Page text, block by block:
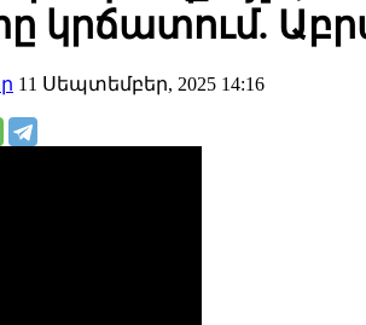
կրճատում.
11 Սեպտեմբեր, 2025 14:16